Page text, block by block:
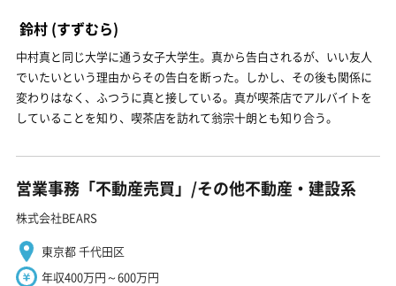
鈴村 (すずむら)
中村真と同じ大学に通う女子大学生。真から告白されるが、いい友人
でいたいという理由からその告白を断った。しかし、その後も関係に
変わりはなく、ふつうに真と接している。真が喫茶店でアルバイトを
していることを知り、喫茶店を訪れて翁宗十朗とも知り合う。
営業事務「不動産売買」/その他不動産・建設系
株式会社BEARS
東京都 千代田区
年収400万円～600万円